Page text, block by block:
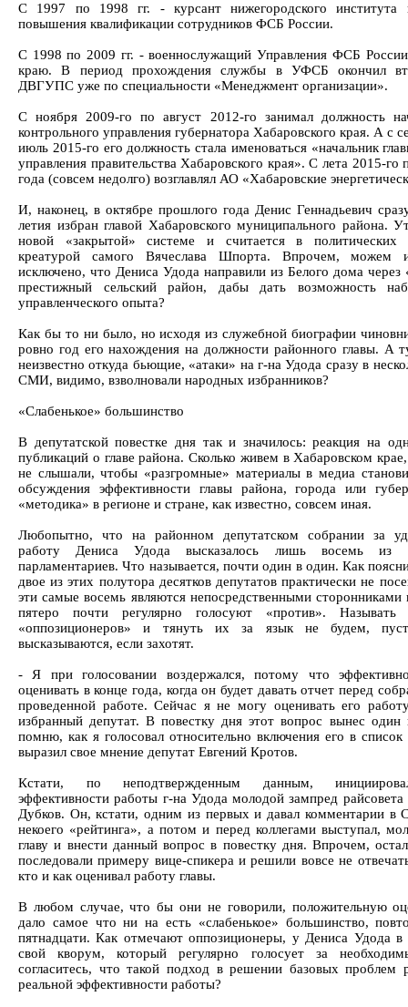
С 1997 по 1998 гг. - курсант нижегородского института
повышения квалификации сотрудников ФСБ России.
С 1998 по 2009 гг. - военнослужащий Управления ФСБ
краю. В период прохождения службы в УФСБ окончил
ДВГУПС уже по специальности «Менеджмент организации».
С ноября 2009-го по август 2012-го занимал должность
контрольного управления губернатора Хабаровского края. А с
июль 2015-го его должность стала именоваться «начальник
управления правительства Хабаровского края». С лета 2015-го
года (совсем недолго) возглавлял АО «Хабаровские
И, наконец, в октябре прошлого года Денис Геннадьевич
летия избран главой Хабаровского муниципального района.
новой «закрытой» системе и считается в политических
креатурой самого Вячеслава Шпорта. Впрочем, можем
исключено, что Дениса Удода направили из Белого дома через
престижный сельский район, дабы дать возможность
управленческого опыта?
Как бы то ни было, но исходя из служебной биографии
ровно год его нахождения на должности районного главы. А
неизвестно откуда бьющие, «атаки» на г-на Удода сразу в
СМИ, видимо, взволновали народных избранников?
«Слабенькое» большинство
В депутатской повестке дня так и значилось: реакция на
публикаций о главе района. Сколько живем в Хабаровском
не слышали, чтобы «разгромные» материалы в медиа
обсуждения эффективности главы района, города или
«методика» в регионе и стране, как известно, совсем иная.
Любопытно, что на районном депутатском собрании за
работу Дениса Удода высказалось лишь восемь из
парламентариев. Что называется, почти один в один. Как
двое из этих полутора десятков депутатов практически не
эти самые восемь являются непосредственными сторонниками
пятеро почти регулярно голосуют «против».
«оппозиционеров» и тянуть их за язык не будем,
высказываются, если захотят.
- Я при голосовании воздержался, потому что
оценивать в конце года, когда он будет давать отчет перед
проведенной работе. Сейчас я не могу оценивать его
избранный депутат. В повестку дня этот вопрос вынес один
помню, как я голосовал относительно включения его в
выразил свое мнение депутат Евгений Кротов.
Кстати, по неподтвержденным данным,
эффективности работы г-на Удода молодой зампред
Дубков. Он, кстати, одним из первых и давал комментарии в
некоего «рейтинга», а потом и перед коллегами выступал,
главу и внести данный вопрос в повестку дня. Впрочем,
последовали примеру вице-спикера и решили вовсе не
кто и как оценивал работу главы.
В любом случае, что бы они не говорили, положительную
дало самое что ни на есть «слабенькое» большинство,
пятнадцати. Как отмечают оппозиционеры, у Дениса Удода в
свой кворум, который регулярно голосует за
согласитесь, что такой подход в решении базовых проблем
реальной эффективности работы?